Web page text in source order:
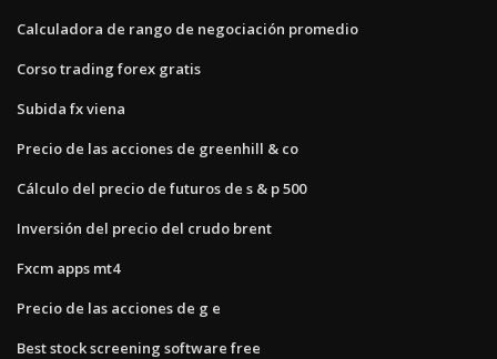
Calculadora de rango de negociación promedio
Corso trading forex gratis
Subida fx viena
Precio de las acciones de greenhill & co
Cálculo del precio de futuros de s & p 500
Inversión del precio del crudo brent
Fxcm apps mt4
Precio de las acciones de g e
Best stock screening software free